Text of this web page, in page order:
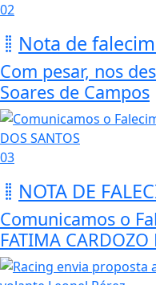
02
Nota de
Com pesar, nos
Soares de Campos
03
NOTA DE
Comunicamos o
FATIMA CARDOZO